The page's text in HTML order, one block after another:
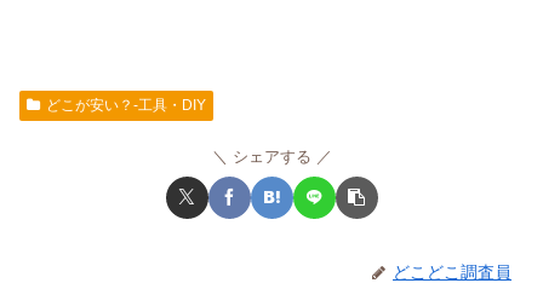
どこが安い？-工具・DIY
シェアする
どこどこ調査員